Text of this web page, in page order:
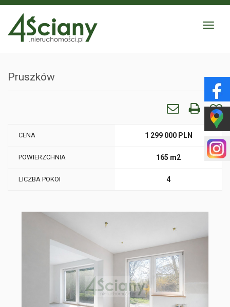
Toggle
Pruszków
CENA 1 299 000 PLN
POWIERZCHNIA 165 m2
LICZBA POKOI 4